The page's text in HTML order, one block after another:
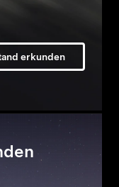
erkunden